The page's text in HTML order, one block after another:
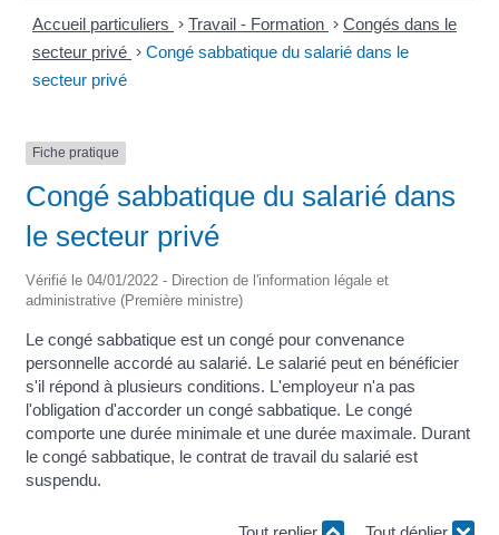
Accueil particuliers > Travail - Formation > Congés dans le
secteur privé > Congé sabbatique du salarié dans le
secteur privé
Fiche pratique
Congé sabbatique du salarié dans
le secteur privé
Vérifié le 04/01/2022 - Direction de l'information légale et
administrative (Première ministre)
Le congé sabbatique est un congé pour convenance
personnelle accordé au salarié. Le salarié peut en bénéficier
s'il répond à plusieurs conditions. L'employeur n'a pas
l'obligation d'accorder un congé sabbatique. Le congé
comporte une durée minimale et une durée maximale. Durant
le congé sabbatique, le contrat de travail du salarié est
suspendu.